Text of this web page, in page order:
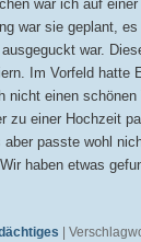
war ich auf
war sie geplant,
war.
Im Vorfeld hatte
nicht einen schönen
zu einer Hochzeit
passte wohl
haben etwas